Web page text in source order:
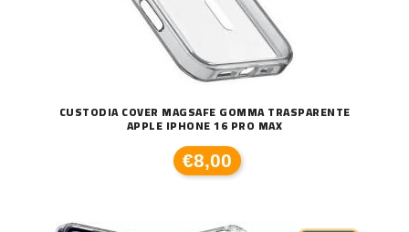
CUSTODIA COVER MAGSAFE GOMMA TRASPARENTE
APPLE IPHONE 16 PRO MAX
€8,00